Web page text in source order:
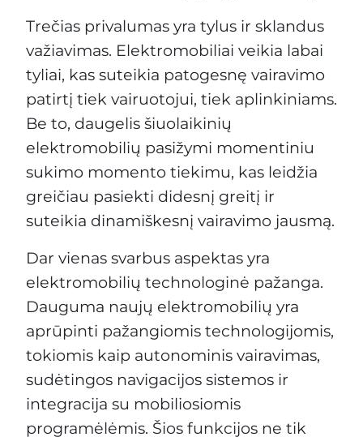
Trečias privalumas yra tylus ir sklandus
važiavimas. Elektromobiliai veikia labai
tyliai, kas suteikia patogesnę vairavimo
patirtį tiek vairuotojui, tiek aplinkiniams.
Be to, daugelis šiuolaikinių
elektromobilių pasižymi momentiniu
sukimo momento tiekimu, kas leidžia
greičiau pasiekti didesnį greitį ir
suteikia dinamiškesnį vairavimo jausmą.
Dar vienas svarbus aspektas yra
elektromobilių technologinė pažanga.
Dauguma naujų elektromobilių yra
aprūpinti pažangiomis technologijomis,
tokiomis kaip autonominis vairavimas,
sudėtingos navigacijos sistemos ir
integracija su mobiliosiomis
programėlėmis. Šios funkcijos ne tik